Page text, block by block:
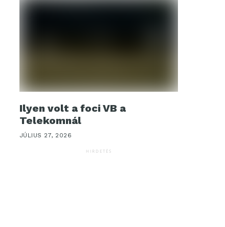
Ilyen volt a foci VB a
Telekomnál
JÚLIUS 27, 2026
HIRDETÉS